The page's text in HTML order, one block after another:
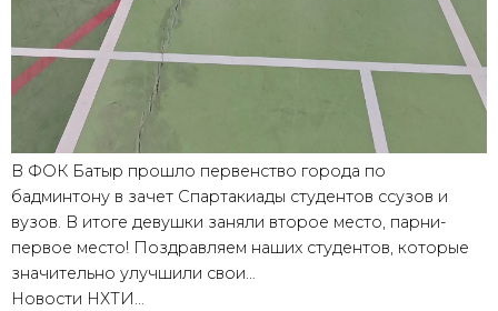
В ФОК Батыр прошло первенство города по
бадминтону в зачет Спартакиады студентов ссузов и
вузов. В итоге девушки заняли второе место, парни-
первое место! Поздравляем наших студентов, которые
значительно улучшили свои…
Новости НХТИ…